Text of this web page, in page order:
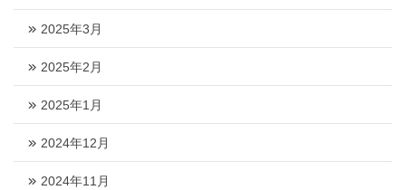
2025年3月
2025年2月
2025年1月
2024年12月
2024年11月